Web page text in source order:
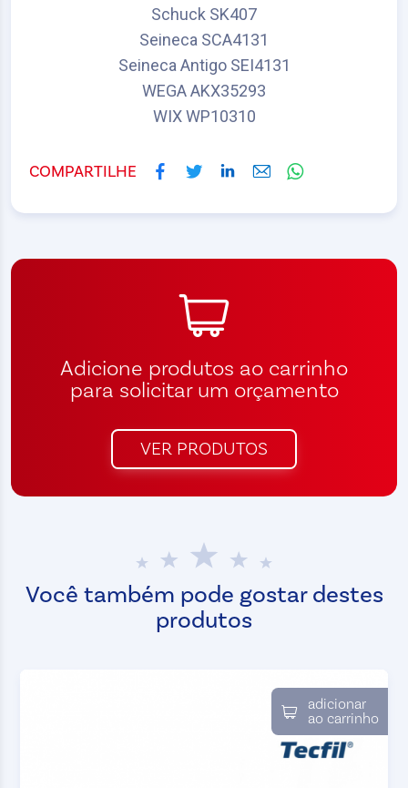
Schuck SK407
Seineca SCA4131
Seineca Antigo SEI4131
WEGA AKX35293
WIX WP10310
COMPARTILHE
Adicione produtos ao carrinho
para solicitar um orçamento
VER PRODUTOS
Você também pode gostar destes
produtos
adicionar
ao carrinho